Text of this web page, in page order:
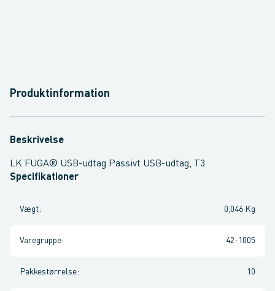
Produktinformation
Beskrivelse
LK FUGA® USB-udtag Passivt USB-udtag, T3
Specifikationer
Vægt: 0,046 Kg
Varegruppe: 42-1005
Pakkestørrelse: 10